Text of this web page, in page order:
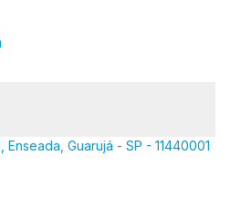
Guarujá - SP - 11440001